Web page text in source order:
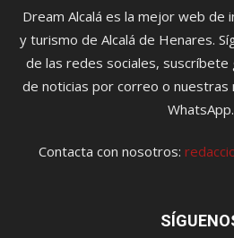
Dream Alcalá es la mejor web de
y turismo de Alcalá de Henares.
de las redes sociales,
de noticias por correo o nuestras
WhatsApp.
Contacta con nosotros: